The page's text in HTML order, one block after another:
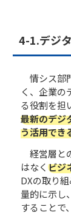
4-1.デジ
情シス部
く、企業の
る役割を担
最新のデジ
う活用でき
経営層と
はなくビジ
DXの取り
量的に示し
することで、